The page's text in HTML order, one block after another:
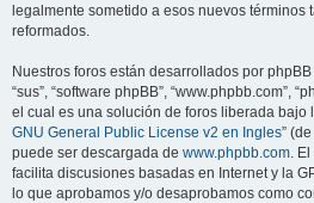
legalmente sometido a esos nuevos términos
reformados.
Nuestros foros están desarrollados por
“sus”, “software phpBB”, “www.phpbb.com”,
el cual es una solución de foros liberada bajo
GNU General Public License v2 en Ingles”
puede ser descargada de www.phpbb.com.
facilita discusiones basadas en Internet y la
lo que aprobamos y/o desaprobamos como